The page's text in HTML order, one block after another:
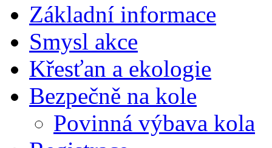
Základní informace
Smysl akce
Křesťan a ekologie
Bezpečně na kole
Povinná výbava kola